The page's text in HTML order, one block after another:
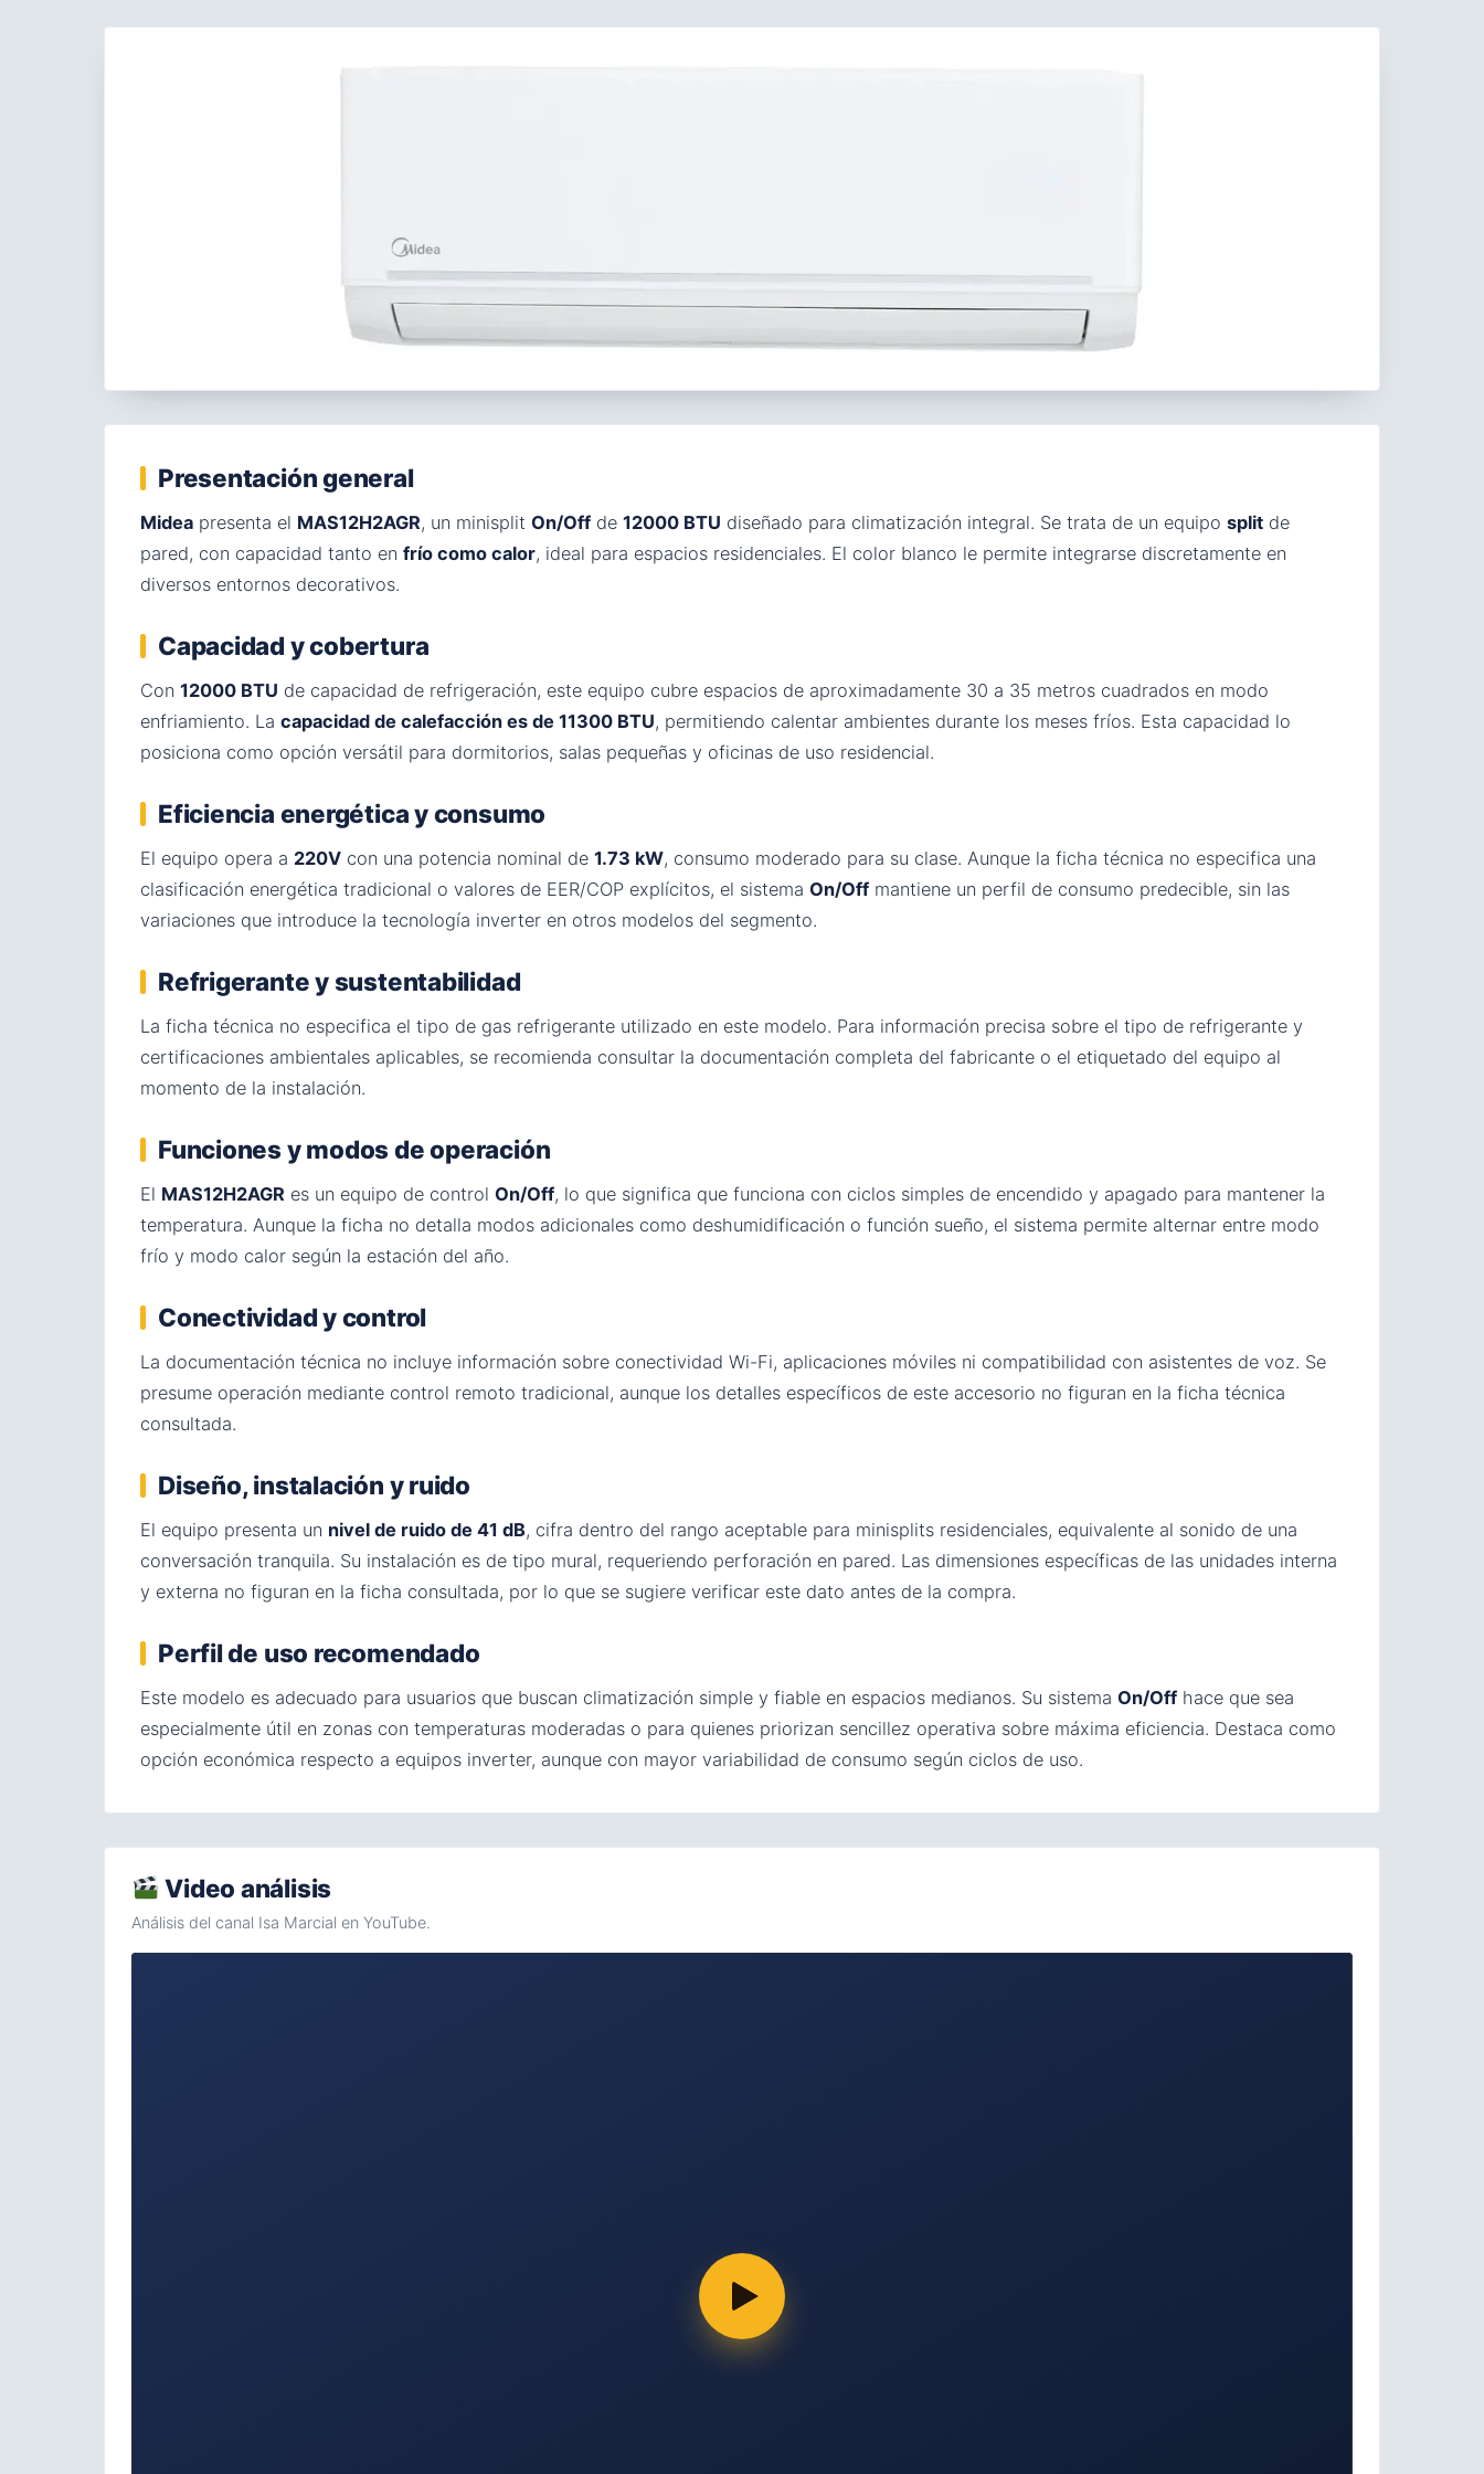
Presentación general
Midea presenta el MAS12H2AGR, un minisplit On/Off de 12000 BTU diseñado para climatización integral. Se trata de un equipo split de
pared, con capacidad tanto en frío como calor, ideal para espacios residenciales. El color blanco le permite integrarse discretamente en
diversos entornos decorativos.
Capacidad y cobertura
Con 12000 BTU de capacidad de refrigeración, este equipo cubre espacios de aproximadamente 30 a 35 metros cuadrados en modo
enfriamiento. La capacidad de calefacción es de 11300 BTU, permitiendo calentar ambientes durante los meses fríos. Esta capacidad lo
posiciona como opción versátil para dormitorios, salas pequeñas y oficinas de uso residencial.
Eficiencia energética y consumo
El equipo opera a 220V con una potencia nominal de 1.73 kW, consumo moderado para su clase. Aunque la ficha técnica no especifica una
clasificación energética tradicional o valores de EER/COP explícitos, el sistema On/Off mantiene un perfil de consumo predecible, sin las
variaciones que introduce la tecnología inverter en otros modelos del segmento.
Refrigerante y sustentabilidad
La ficha técnica no especifica el tipo de gas refrigerante utilizado en este modelo. Para información precisa sobre el tipo de refrigerante y
certificaciones ambientales aplicables, se recomienda consultar la documentación completa del fabricante o el etiquetado del equipo al
momento de la instalación.
Funciones y modos de operación
El MAS12H2AGR es un equipo de control On/Off, lo que significa que funciona con ciclos simples de encendido y apagado para mantener la
temperatura. Aunque la ficha no detalla modos adicionales como deshumidificación o función sueño, el sistema permite alternar entre modo
frío y modo calor según la estación del año.
Conectividad y control
La documentación técnica no incluye información sobre conectividad Wi-Fi, aplicaciones móviles ni compatibilidad con asistentes de voz. Se
presume operación mediante control remoto tradicional, aunque los detalles específicos de este accesorio no figuran en la ficha técnica
consultada.
Diseño, instalación y ruido
El equipo presenta un nivel de ruido de 41 dB, cifra dentro del rango aceptable para minisplits residenciales, equivalente al sonido de una
conversación tranquila. Su instalación es de tipo mural, requeriendo perforación en pared. Las dimensiones específicas de las unidades interna
y externa no figuran en la ficha consultada, por lo que se sugiere verificar este dato antes de la compra.
Perfil de uso recomendado
Este modelo es adecuado para usuarios que buscan climatización simple y fiable en espacios medianos. Su sistema On/Off hace que sea
especialmente útil en zonas con temperaturas moderadas o para quienes priorizan sencillez operativa sobre máxima eficiencia. Destaca como
opción económica respecto a equipos inverter, aunque con mayor variabilidad de consumo según ciclos de uso.
Video análisis
Análisis del canal Isa Marcial en YouTube.